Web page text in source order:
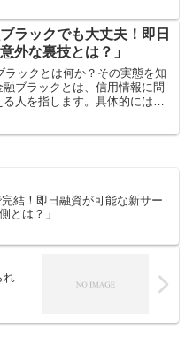
しかし、夢を実現するためには
要です。学業に励...
ブラックでも大丈夫！即日
外な裏技とは？」
ラックとは何か？その実態を知
融ブラックとは、信用情報に問
る人を指します。具体的には、
完結！即日融資が可能な新サー
とは？」
れ